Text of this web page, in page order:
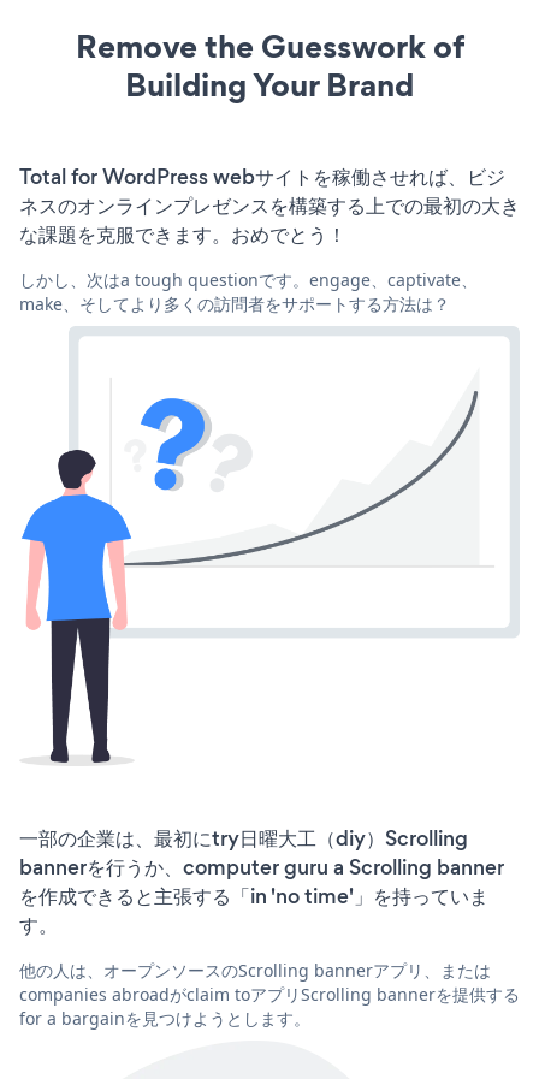
Remove the Guesswork of
Building Your Brand
Total for WordPress webサイトを稼働させれば、ビジ
ネスのオンラインプレゼンスを構築する上での最初の大き
な課題を克服できます。おめでとう！
しかし、次はa tough questionです。engage、captivate、
make、そしてより多くの訪問者をサポートする方法は？
一部の企業は、最初にtry日曜大工（diy）Scrolling
bannerを行うか、computer guru a Scrolling banner
を作成できると主張する「in 'no time'」を持っていま
す。
他の人は、オープンソースのScrolling bannerアプリ、または
companies abroadがclaim toアプリScrolling bannerを提供する
for a bargainを見つけようとします。